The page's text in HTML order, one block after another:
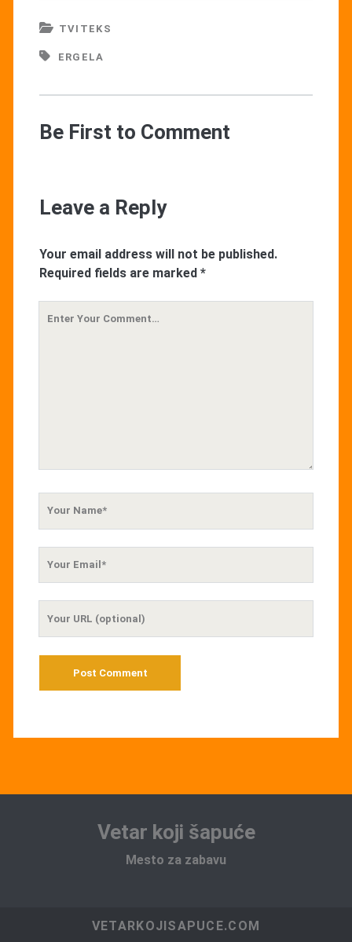
TVITEKS
ERGELA
Be First to Comment
Leave a Reply
Your email address will not be published.
Required fields are marked *
Vetar koji šapuće
Mesto za zabavu
VETARKOJISAPUCE.COM